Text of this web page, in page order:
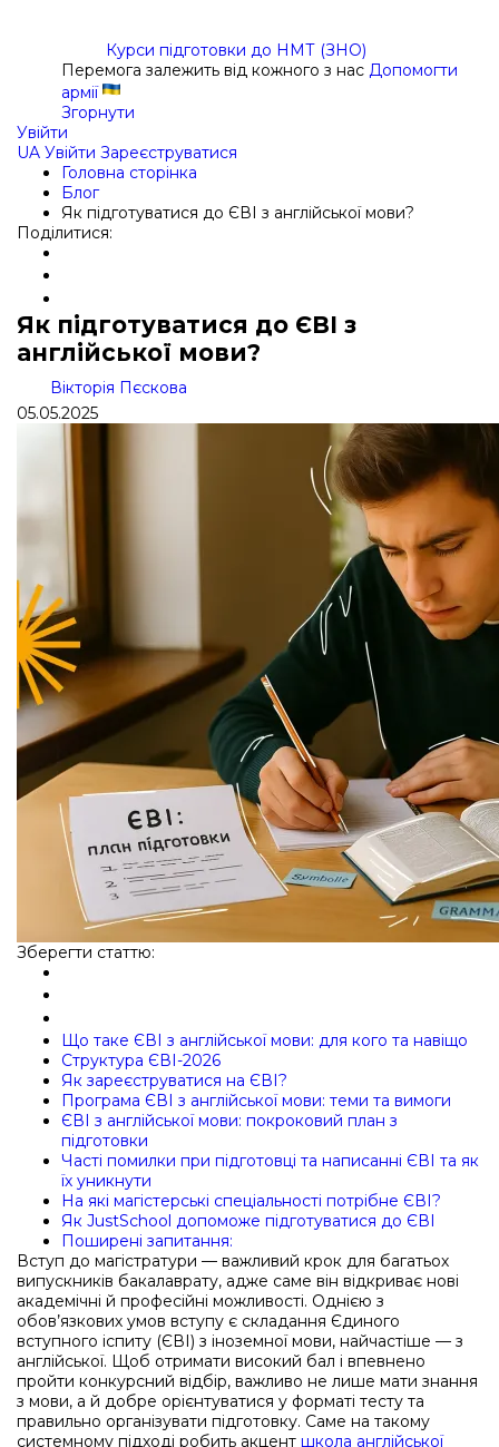
Курси підготовки до НМТ (ЗНО)
Перемога залежить від кожного з нас Допомогти
армії
Згорнути
Увійти
UA Увійти Зареєструватися
Головна сторінка
Блог
Як підготуватися до ЄВІ з англійської мови?
Поділитися:
Як підготуватися до ЄВІ з
англійської мови?
Вікторія Пєскова
05.05.2025
Зберегти статтю:
Що таке ЄВІ з англійської мови: для кого та навіщо
Структура ЄВІ-2026
Як зареєструватися на ЄВІ?
Програма ЄВІ з англійської мови: теми та вимоги
ЄВІ з англійської мови: покроковий план з
підготовки
Часті помилки при підготовці та написанні ЄВІ та як
їх уникнути
На які магістерські спеціальності потрібне ЄВІ?
Як JustSchool допоможе підготуватися до ЄВІ
Поширені запитання:
Вступ до магістратури — важливий крок для багатьох
випускників бакалаврату, адже саме він відкриває нові
академічні й професійні можливості. Однією з
обов’язкових умов вступу є складання Єдиного
вступного іспиту (ЄВІ) з іноземної мови, найчастіше — з
англійської. Щоб отримати високий бал і впевнено
пройти конкурсний відбір, важливо не лише мати знання
з мови, а й добре орієнтуватися у форматі тесту та
правильно організувати підготовку. Саме на такому
системному підході робить акцент школа англійської